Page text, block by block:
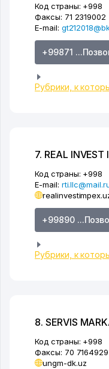
Код страны: +998
Факсы: 71 2319002
E-mail:
+99871
Рубрики, к
7. REAL
Код страны: +998
E-mail:
+99890
Рубрики, к
8. SERVIS
Код страны: +998
Факсы: 70 7164929
ungm-dk.uz